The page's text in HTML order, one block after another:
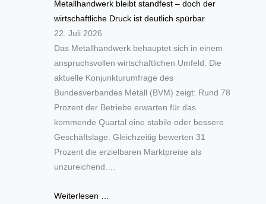
Metallhandwerk bleibt standfest – doch der
wirtschaftliche Druck ist deutlich spürbar
22. Juli 2026
Das Metallhandwerk behauptet sich in einem
anspruchsvollen wirtschaftlichen Umfeld. Die
aktuelle Konjunkturumfrage des
Bundesverbandes Metall (BVM) zeigt: Rund 78
Prozent der Betriebe erwarten für das
kommende Quartal eine stabile oder bessere
Geschäftslage. Gleichzeitig bewerten 31
Prozent die erzielbaren Marktpreise als
unzureichend.…
Weiterlesen …